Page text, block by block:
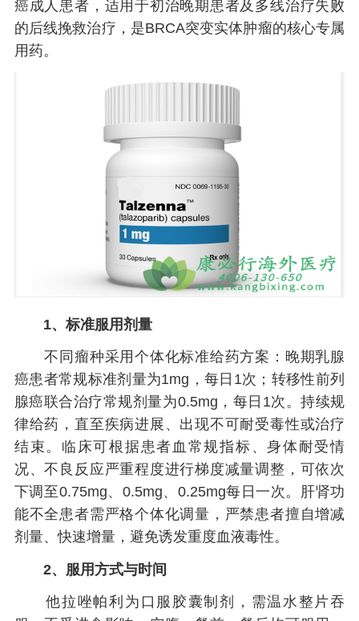
癌成人患者，适用于初治晚期患者及多线治疗失败
的后线挽救治疗，是BRCA突变实体肿瘤的核心专属
用药。
1、标准服用剂量
不同瘤种采用个体化标准给药方案：晚期乳腺
癌患者常规标准剂量为1mg，每日1次；转移性前列
腺癌联合治疗常规剂量为0.5mg，每日1次。持续规
律给药，直至疾病进展、出现不可耐受毒性或治疗
结束。临床可根据患者血常规指标、身体耐受情
况、不良反应严重程度进行梯度减量调整，可依次
下调至0.75mg、0.5mg、0.25mg每日一次。肝肾功
能不全患者需严格个体化调量，严禁患者擅自增减
剂量、快速增量，避免诱发重度血液毒性。
2、服用方式与时间
他拉唑帕利为口服胶囊制剂，需温水整片吞